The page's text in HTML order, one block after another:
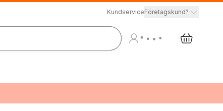
KundserviceFöretagskund?